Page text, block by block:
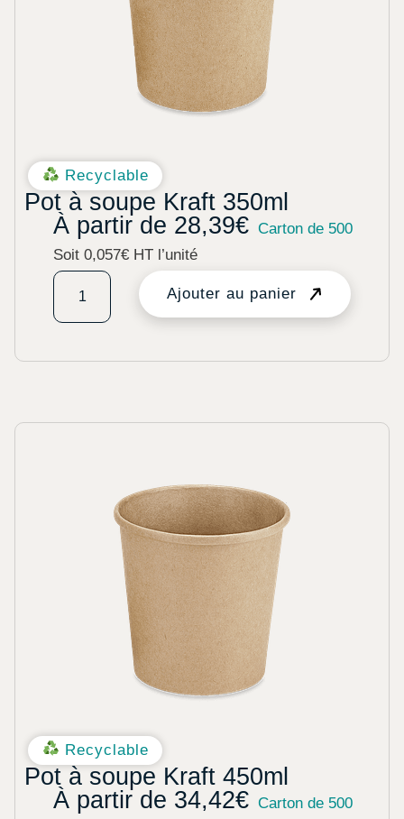
Recyclable
Pot à soupe Kraft 350ml
À partir de 28,39€
Soit 0,057€ HT l’unité
Carton de 500
Ajouter au panier
Recyclable
Pot à soupe Kraft 450ml
À partir de 34,42€ Carton de 500